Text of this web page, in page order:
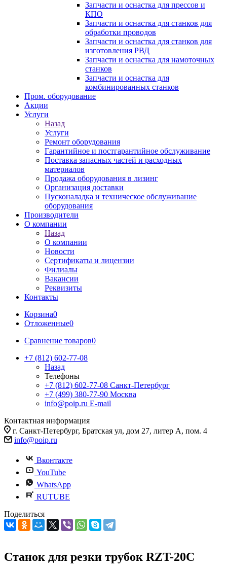
Запчасти и оснастка для прессов и
КПО
Запчасти и оснастка для станков для
обработки проводов
Запчасти и оснастка для станков для
изготовления РВД
Запчасти и оснастка для намоточных
станков
Запчасти и оснастка для
комбинированных станков
Пром. оборудование
Акции
Услуги
Назад
Услуги
Ремонт оборудования
Гарантийное и постгарантийное обслуживание
Поставка запасных частей и расходных
материалов
Продажа оборудования в лизинг
Организация доставки
Пусконаладка и техническое обслуживание
оборудования
Производители
О компании
Назад
О компании
Новости
Сертификаты и лицензии
Филиалы
Вакансии
Реквизиты
Контакты
Корзина0
Отложенные0
Сравнение товаров0
+7 (812) 602-77-08
Назад
Телефоны
+7 (812) 602-77-08 Санкт-Петербург
+7 (499) 380-77-90 Москва
info@poip.ru E-mail
Контактная информация
г. Санкт-Петербург, Братская ул, дом 27, литер А, пом. 4
info@poip.ru
Вконтакте
YouTube
WhatsApp
RUTUBE
Поделиться
Станок для резки трубок RZT-20C